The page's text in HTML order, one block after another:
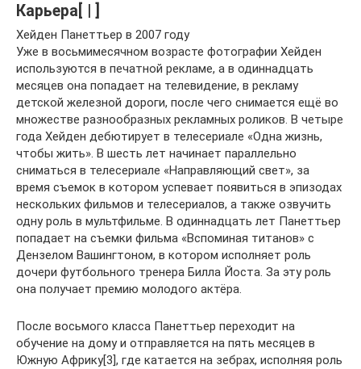
Карьера[ | ]
Хейден Панеттьер в 2007 году
Уже в восьмимесячном возрасте фотографии Хейден
используются в печатной рекламе, а в одиннадцать
месяцев она попадает на телевидение, в рекламу
детской железной дороги, после чего снимается ещё во
множестве разнообразных рекламных роликов. В четыре
года Хейден дебютирует в телесериале «Одна жизнь,
чтобы жить». В шесть лет начинает параллельно
сниматься в телесериале «Направляющий свет», за
время съемок в котором успевает появиться в эпизодах
нескольких фильмов и телесериалов, а также озвучить
одну роль в мультфильме. В одиннадцать лет Панеттьер
попадает на съемки фильма «Вспоминая титанов» с
Дензелом Вашингтоном, в котором исполняет роль
дочери футбольного тренера Билла Йоста. За эту роль
она получает премию молодого актёра.
После восьмого класса Панеттьер переходит на
обучение на дому и отправляется на пять месяцев в
Южную Африку[3], где катается на зебрах, исполняя роль